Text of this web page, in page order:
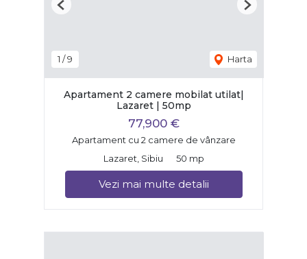
1 /9 Harta
Previous Next
Apartament 2 camere mobilat utilat|
Lazaret | 50mp
77,900 €
Apartament cu 2 camere de vânzare
Lazaret, Sibiu
50 mp
Vezi mai multe detalii